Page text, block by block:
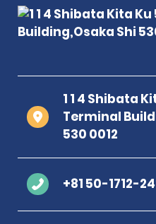
1 1 4 Shibata
Terminal
530 0012
+81 50-1712-